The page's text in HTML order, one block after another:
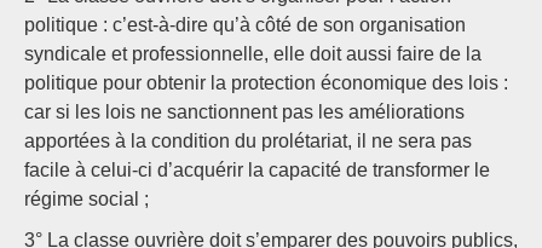
politique : c’est-à-dire qu’à côté de son organisation
syndicale et professionnelle, elle doit aussi faire de la
politique pour obtenir la protection économique des lois :
car si les lois ne sanctionnent pas les améliorations
apportées à la condition du prolétariat, il ne sera pas
facile à celui-ci d’acquérir la capacité de transformer le
régime social ;
3° La classe ouvrière doit s’emparer des pouvoirs publics,